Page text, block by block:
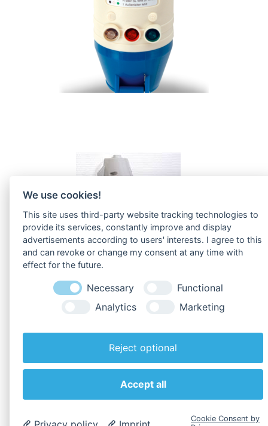
Zurück zur Übersicht
We use cookies!
This site uses third-party website tracking technologies to
provide its services, constantly improve and display
advertisements according to users' interests. I agree to this
and can revoke or change my consent at any time with
effect for the future.
Necessary
Functional
Analytics
Marketing
Reject optional
Accept all
Cookie Consent by